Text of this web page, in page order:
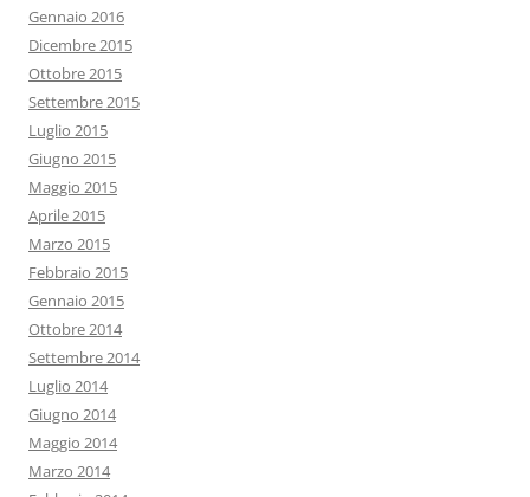
Gennaio 2016
Dicembre 2015
Ottobre 2015
Settembre 2015
Luglio 2015
Giugno 2015
Maggio 2015
Aprile 2015
Marzo 2015
Febbraio 2015
Gennaio 2015
Ottobre 2014
Settembre 2014
Luglio 2014
Giugno 2014
Maggio 2014
Marzo 2014